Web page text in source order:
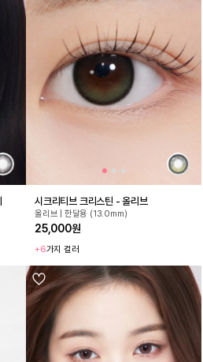
시크리티브 크리스틴 - 올리브
올리브 | 한달용 (13.0mm)
25,000원
+6가지 컬러